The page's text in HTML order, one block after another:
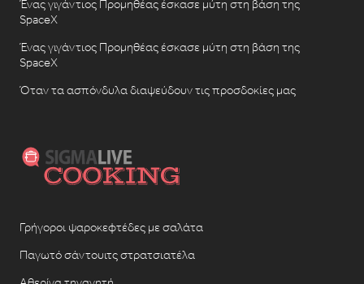
Ένας γιγάντιος Προμηθέας έσκασε μύτη στη βάση της
SpaceX
Ένας γιγάντιος Προμηθέας έσκασε μύτη στη βάση της
SpaceX
Όταν τα ασπόνδυλα διαψεύδουν τις προσδοκίες μας
Γρήγοροι ψαροκεφτέδες με σαλάτα
Παγωτό σάντουιτς στρατσιατέλα